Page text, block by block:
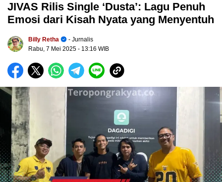
JIVAS Rilis Single ‘Dusta’: Lagu Penuh
Emosi dari Kisah Nyata yang Menyentuh
Billy Retha
- Jurnalis
Rabu, 7 Mei 2025 - 13:16 WIB